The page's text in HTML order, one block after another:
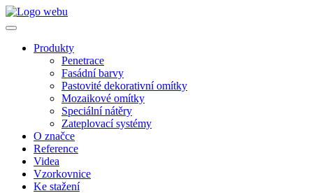
Produkty
Penetrace
Fasádní barvy
Pastovité dekorativní omítky
Mozaikové omítky
Speciální nátěry
Zateplovací systémy
O značce
Reference
Videa
Vzorkovnice
Ke stažení